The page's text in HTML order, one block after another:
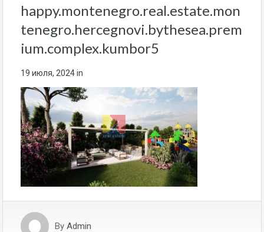
happy.montenegro.real.estate.mon
tenegro.hercegnovi.bythesea.prem
ium.complex.kumbor5
19 июля, 2024in
By Admin